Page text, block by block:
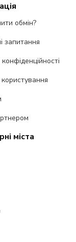
обмін?
запитання
міста